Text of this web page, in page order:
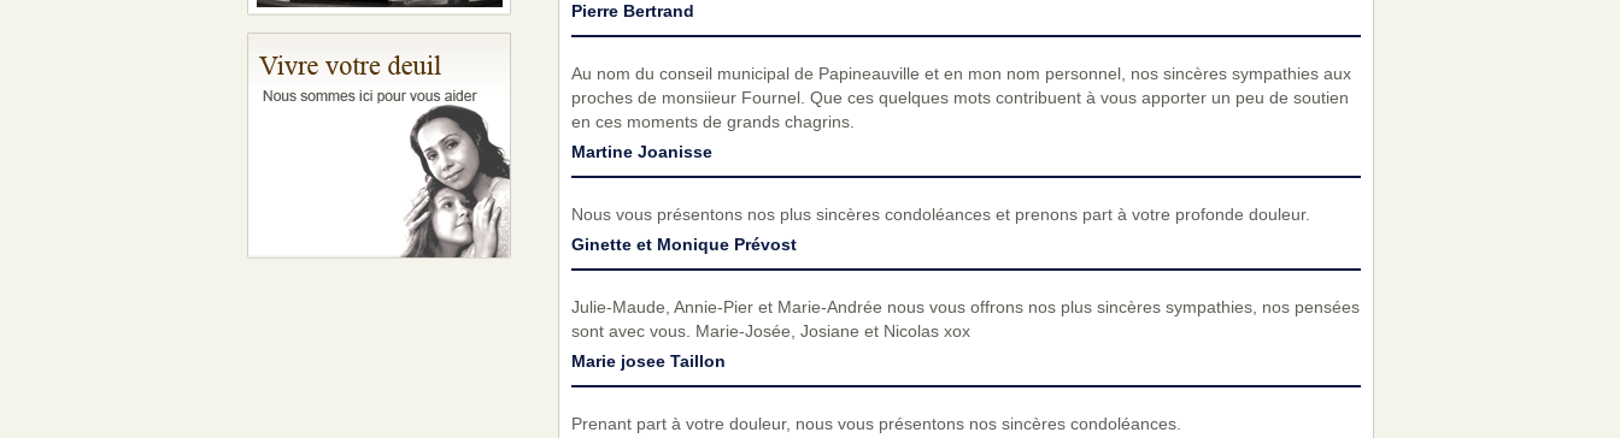
Pierre Bertrand
Au nom du conseil municipal de Papineauville et en mon nom personnel, nos sincères sympathies aux
proches de monsiieur Fournel. Que ces quelques mots contribuent à vous apporter un peu de soutien
en ces moments de grands chagrins.
Martine Joanisse
Nous vous présentons nos plus sincères condoléances et prenons part à votre profonde douleur.
Ginette et Monique Prévost
Julie-Maude, Annie-Pier et Marie-Andrée nous vous offrons nos plus sincères sympathies, nos pensées
sont avec vous. Marie-Josée, Josiane et Nicolas xox
Marie josee Taillon
Prenant part à votre douleur, nous vous présentons nos sincères condoléances.